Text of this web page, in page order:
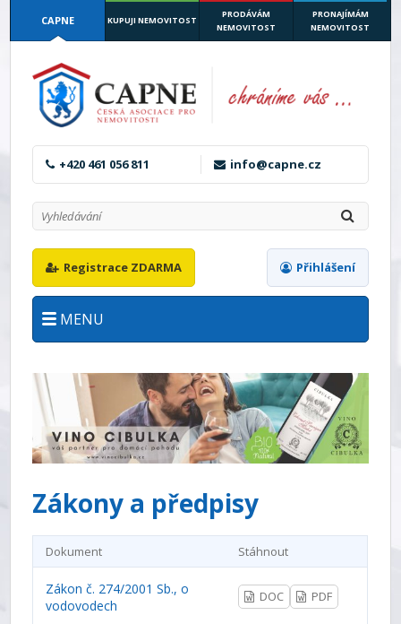
CAPNE KUPUJI NEMOVITOST
PRODÁVÁM
NEMOVITOST
PRONAJÍMÁM
NEMOVITOST
+420 461 056 811 info@capne.cz
Registrace ZDARMA Přihlášení
MENU
Zákony a předpisy
Dokument Stáhnout
Zákon č. 274/2001 Sb., o
vodovodech
DOC PDF